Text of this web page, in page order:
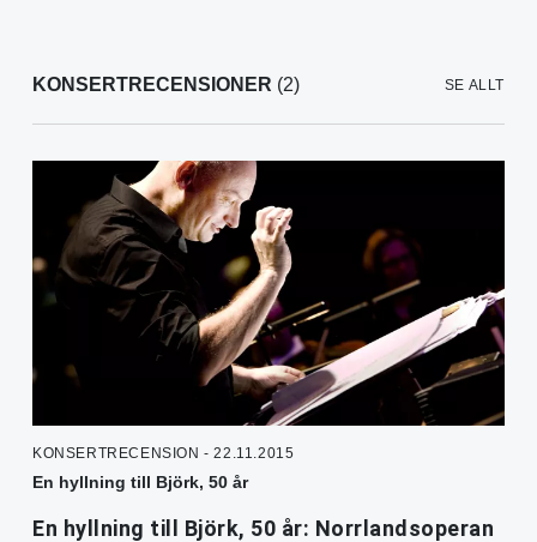
KONSERTRECENSIONER (2) SE ALLT
KONSERTRECENSION - 22.11.2015
En hyllning till Björk, 50 år
En hyllning till Björk, 50 år: Norrlandsoperan